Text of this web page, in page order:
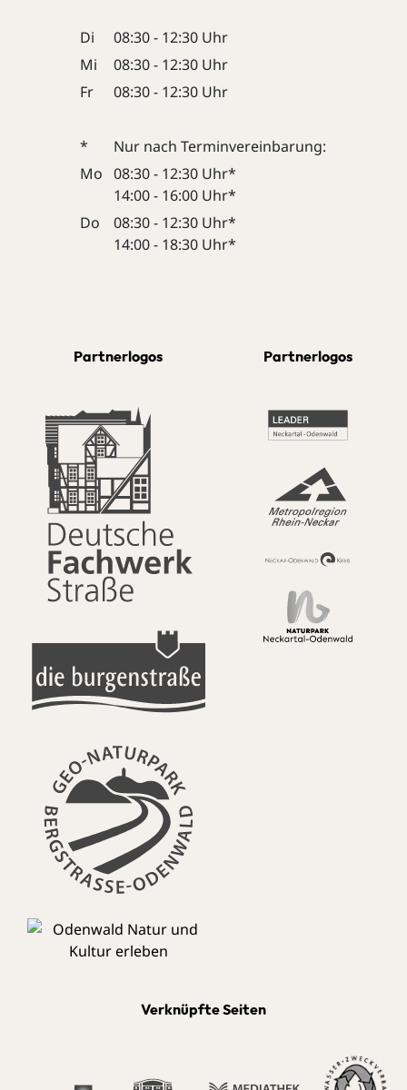
Di
08:30 - 12:30 Uhr
Mi
08:30 - 12:30 Uhr
Fr
08:30 - 12:30 Uhr
*
Nur nach Terminvereinbarung:
Mo 08:30 - 12:30 Uhr*
14:00 - 16:00 Uhr*
Do
08:30 - 12:30 Uhr*
14:00 - 18:30 Uhr*
Partnerlogos Partnerlogos
Verknüpfte Seiten